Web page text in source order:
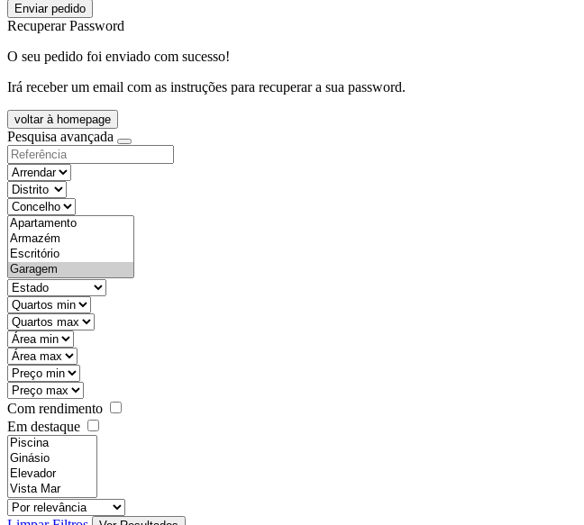
Enviar pedido
Recuperar Password
O seu pedido foi enviado com sucesso!
Irá receber um email com as instruções para recuperar a sua password.
voltar à homepage
Pesquisa avançada
objective
districtId
countyId
types
state
mintypo
maxtypo
minarea
maxarea
minprice
maxprice
Com rendimento
Em destaque
features
realestateOrder